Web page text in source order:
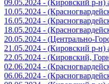
09.05.2024 - (Кировский р-
10.05.2024 -
16.05.2024 -
18.05.2024 -
20.05.2024 - (Центрально-
21.05.2024 - (Кировский р-
22.05.2024 - (Кировский,
02.06.2024 -
06.06.2024 -